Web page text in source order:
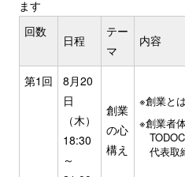
ます
回数
日程
テー
マ
内容
第1回
8月20
日
（木）
18:30
～
創業
の心
構え
創業と
創業者
代表